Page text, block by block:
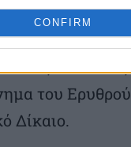
CONFIRM
διεθνούς
ασθενών στον
και
του
Δίκαιο.